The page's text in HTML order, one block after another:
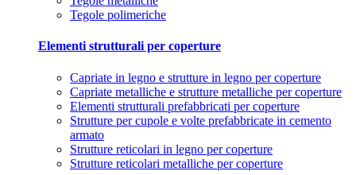
Tegole polimeriche
Elementi strutturali per coperture
Capriate in legno e strutture in legno per coperture
Capriate metalliche e strutture metalliche per coperture
Elementi strutturali prefabbricati per coperture
Strutture per cupole e volte prefabbricate in cemento
armato
Strutture reticolari in legno per coperture
Strutture reticolari metalliche per coperture